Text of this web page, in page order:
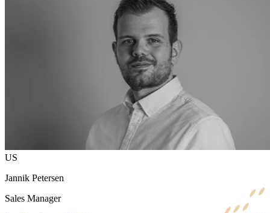
US
Jannik Petersen
Sales Manager